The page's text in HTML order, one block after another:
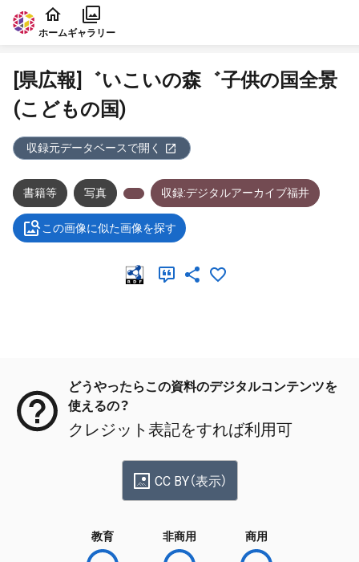
本文に飛ぶ
ホームギャラリー
[県広報]゛いこいの森゛子供の国全景
(こどもの国)
収録元データベースで開く
書籍等 写真 収録:デジタルアーカイブ福井
この画像に似た画像を探す
どうやったらこの資料のデジタルコンテンツを
使えるの？
クレジット表記をすれば利用可
CC BY（表示）
教育 非商用 商用